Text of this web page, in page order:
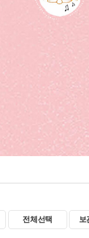
전체선택 보